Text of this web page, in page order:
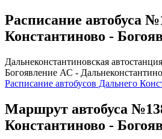
Расписание автобуса
Константиново -
Дальнеконстантиновская
Богоявление АС -
Расписание автобусов Дальнего
Маршрут автобуса
Константиново -